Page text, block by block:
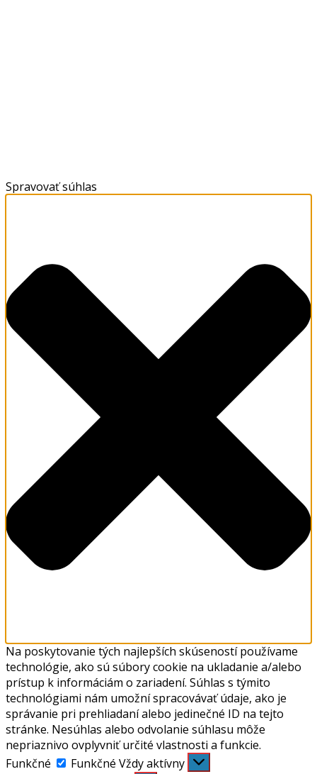
Spravovať súhlas
Na poskytovanie tých najlepších skúseností používame
technológie, ako sú súbory cookie na ukladanie a/alebo
prístup k informáciám o zariadení. Súhlas s týmito
technológiami nám umožní spracovávať údaje, ako je
správanie pri prehliadaní alebo jedinečné ID na tejto
stránke. Nesúhlas alebo odvolanie súhlasu môže
nepriaznivo ovplyvniť určité vlastnosti a funkcie.
Funkčné
Funkčné Vždy aktívny